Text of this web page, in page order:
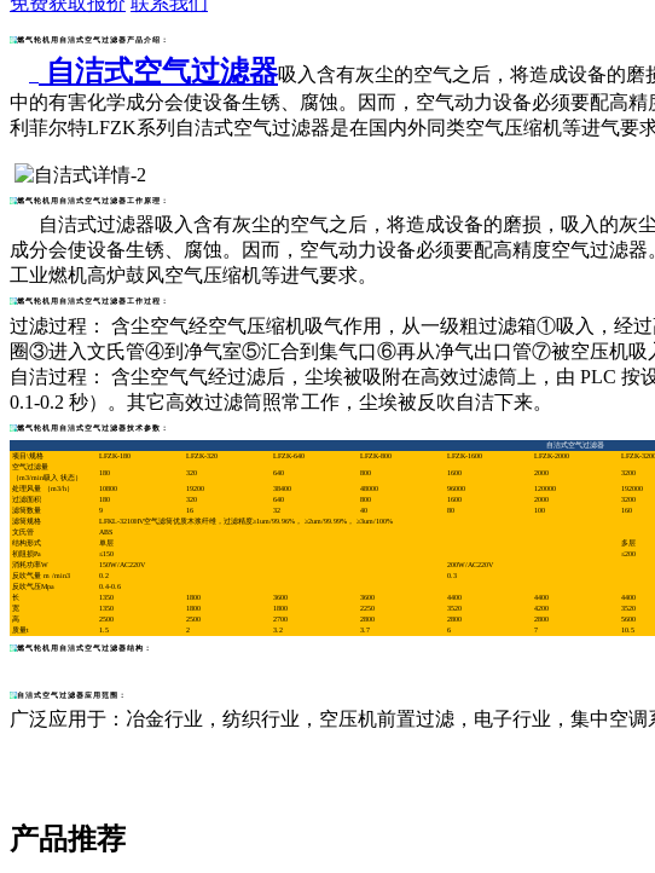
燃气轮机用自洁式空气过滤器产品介绍：
自洁式空气过滤器吸入含有灰尘的空气之后，将造成设备的
中的有害化学成分会使设备生锈、腐蚀。因而，空气动力设备必须要配高精
利菲尔特LFZK系列 自洁式空气过滤器是在国内外同类空气压缩机等进气要
燃气轮机用自洁式空气过滤器工作原理：
自洁式过滤器吸入含有灰尘的空气之后，将造成设备的磨损，吸入的灰
成分会使设备生锈、腐蚀。因而，空气动力设备必须要配高精度空气过滤
工业燃机高炉鼓风空气压缩机等进气要求。
燃气轮机用自洁式空气过滤器工作过程：
过滤过程： 含尘空气经空气压缩机吸气作用，从一级粗过滤箱①吸入，经
圈③进入文氏管④到净气室⑤汇合到集气口⑥再从净气出口管⑦被空压机吸
自洁过程： 含尘空气气经过滤后，尘埃被吸附在高效过滤筒上，由 PLC
0.1-0.2 秒）。其它高效过滤筒照常工作，尘埃被反吹自洁下来。
燃气轮机用自洁式空气过滤器技术参数：
自洁式空气过滤器
项目\规格
LFZK-180 LFZK-320 LFZK-640 LFZK-800 LFZK-1600 LFZK-2000 LFZK-3200
空气过滤量
180
320 640 800 1600 2000 3200
（m3/min吸入 状态）
处理风量 （m3/h）
10800 19200 38400 48000 96000 120000 192000
过滤面积
180 320 640 800 1600 2000 3200
滤筒数量
9 16 32 40 80 100 160
滤筒规格
LFKL-3210HV空气滤筒优质木浆纤维，过滤精度≥1um/99.96%， ≥2um/99.99%， ≥3um/100%
文氏管
ABS
结构形式
单层
多层
初阻损Pa
≤150
≤200
消耗功率W
150W/AC220V 200W/AC220V
反吹气量 m /min3
0.2 0.3
反吹气压Mpa
0.4-0.6
长
1350 1800 3600 3600 4400 4400 4400
宽
1350 1800 1800 2250 3520 4200 3520
高
2500 2500 2700 2800 2800 2800 5600
质量t
1.5 2 3.2 3.7 6 7 10.5
燃气轮机用自洁式空气过滤器结构：
自洁式空气过滤器应用范围：
广泛应用于：冶金行业，纺织行业，空压机前置过滤，电子行业，集中空调
产品推荐